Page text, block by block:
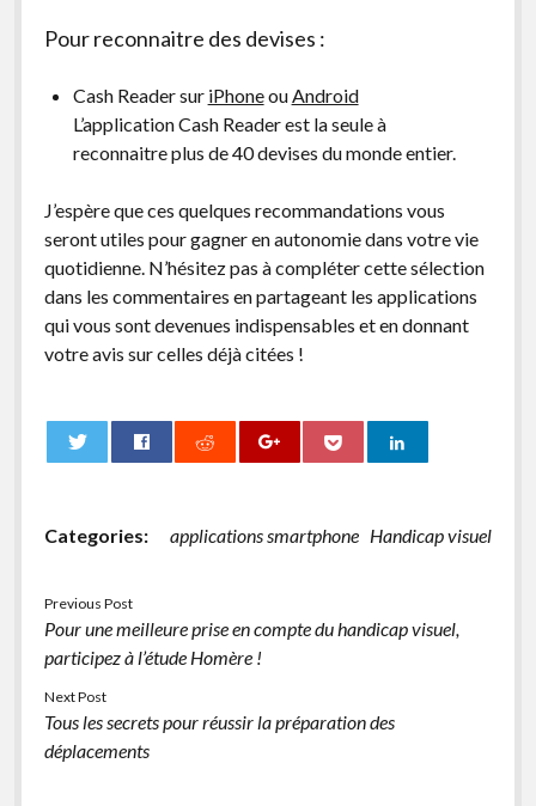
Pour reconnaitre des devises :
Cash Reader sur iPhoneouAndroid
L’application Cash Reader est la seule à
reconnaitre plus de 40 devises du monde entier.
J’espère que ces quelques recommandations vous
seront utiles pour gagner en autonomie dans votre vie
quotidienne. N’hésitez pas à compléter cette sélection
dans les commentaires en partageant les applications
qui vous sont devenues indispensables et en donnant
votre avis sur celles déjà citées !
Categories: applications smartphone Handicap visuel
Previous Post
Pour une meilleure prise en compte du handicap visuel,
participez à l’étude Homère !
Next Post
Tous les secrets pour réussir la préparation des
déplacements